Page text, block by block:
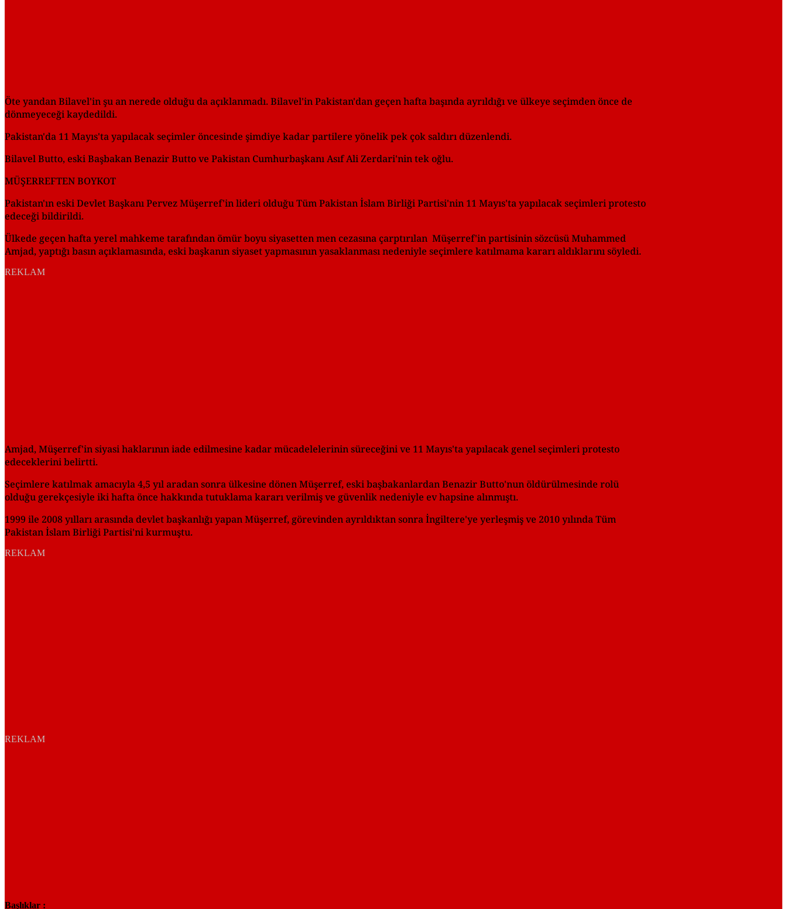
Öte yandan Bilavel'in şu an nerede olduğu da açıklanmadı. Bilavel'in Pakistan'dan geçen hafta başında ayrıldığı ve ülkeye seçimden önce de
dönmeyeceği kaydedildi.
Pakistan'da 11 Mayıs'ta yapılacak seçimler öncesinde şimdiye kadar partilere yönelik pek çok saldırı düzenlendi.
Bilavel Butto, eski Başbakan Benazir Butto ve Pakistan Cumhurbaşkanı Asıf Ali Zerdari'nin tek oğlu.
MÜŞERREFTEN BOYKOT
Pakistan'ın eski Devlet Başkanı Pervez Müşerref'in lideri olduğu Tüm Pakistan İslam Birliği Partisi'nin 11 Mayıs'ta yapılacak seçimleri protesto
edeceği bildirildi.
Ülkede geçen hafta yerel mahkeme tarafından ömür boyu siyasetten men cezasına çarptırılan Müşerref'in partisinin sözcüsü Muhammed
Amjad, yaptığı basın açıklamasında, eski başkanın siyaset yapmasının yasaklanması nedeniyle seçimlere katılmama kararı aldıklarını söyledi.
REKLAM
Amjad, Müşerref'in siyasi haklarının iade edilmesine kadar mücadelelerinin süreceğini ve 11 Mayıs'ta yapılacak genel seçimleri protesto
edeceklerini belirtti.
Seçimlere katılmak amacıyla 4,5 yıl aradan sonra ülkesine dönen Müşerref, eski başbakanlardan Benazir Butto'nun öldürülmesinde rolü
olduğu gerekçesiyle iki hafta önce hakkında tutuklama kararı verilmiş ve güvenlik nedeniyle ev hapsine alınmıştı.
1999 ile 2008 yılları arasında devlet başkanlığı yapan Müşerref, görevinden ayrıldıktan sonra İngiltere'ye yerleşmiş ve 2010 yılında Tüm
Pakistan İslam Birliği Partisi'ni kurmuştu.
REKLAM
REKLAM
Başlıklar :